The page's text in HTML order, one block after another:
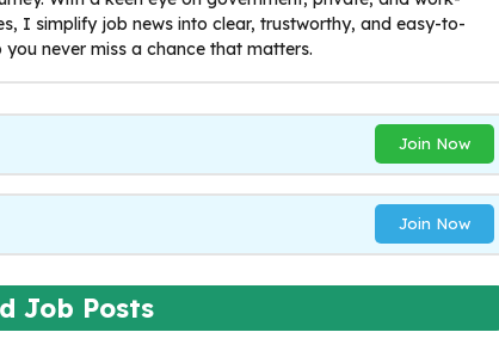
I simplify job news into clear, trustworthy, and easy-to-
never miss a chance that matters.
Join Now
Join Now
Job Posts